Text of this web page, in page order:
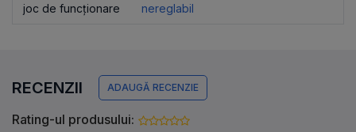
joc de funcționare nereglabil
RECENZII ADAUGĂ RECENZIE
Rating-ul produsului: